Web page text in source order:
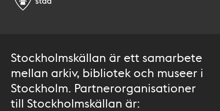
Stockholmskällan är ett samarbete
mellan arkiv, bibliotek och museer i
Stockholm. Partnerorganisationer
till Stockholmskällan är: